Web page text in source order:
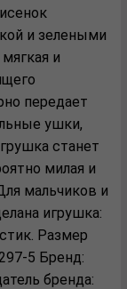
и зелеными
и
передает
ушки,
станет
милая и
мальчиков и
игрушка:
Размер
5 Бренд:
бренда: